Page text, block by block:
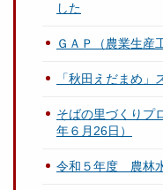
した
ＧＡＰ（農業生産
「秋田えだまめ」
そばの里づくりプ
年６月26日）
令和５年度 農林